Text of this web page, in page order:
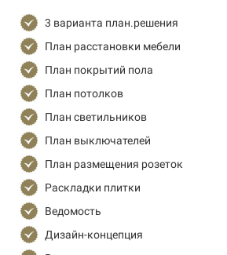
3 варианта план.решения
План расстановки мебели
План покрытий пола
План потолков
План светильников
План выключателей
План размещения розеток
Раскладки плитки
Ведомость
Дизайн-концепция